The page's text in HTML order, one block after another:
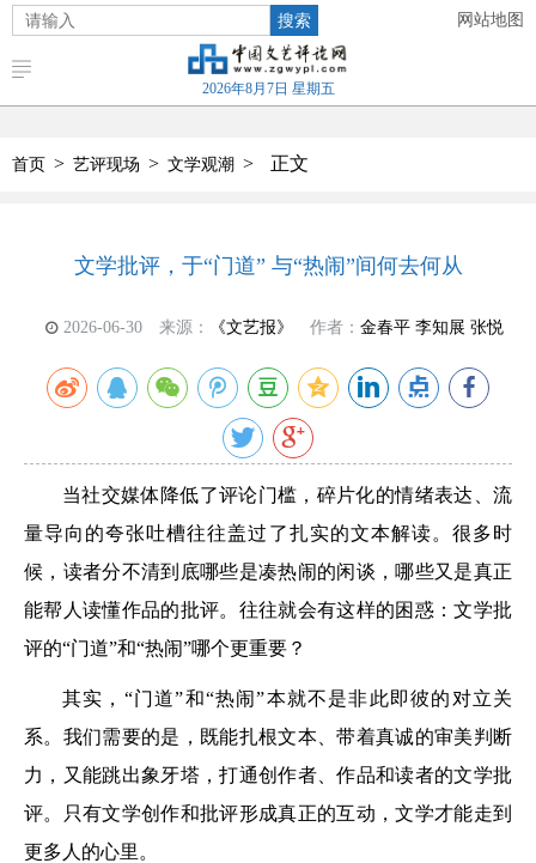
搜索 网站地图
2026年8月7日 星期五
首页 > 艺评现场 > 文学观潮 > 正文
文学批评，于“门道” 与“热闹”间何去何从
2026-06-30 来源： 《文艺报》 作者： 金春平 李知展 张悦
当社交媒体降低了评论门槛，碎片化的情绪表达、流
量导向的夸张吐槽往往盖过了扎实的文本解读。很多时
候，读者分不清到底哪些是凑热闹的闲谈，哪些又是真正
能帮人读懂作品的批评。往往就会有这样的困惑：文学批
评的“门道”和“热闹”哪个更重要？
其实，“门道”和“热闹”本就不是非此即彼的对立关
系。我们需要的是，既能扎根文本、带着真诚的审美判断
力，又能跳出象牙塔，打通创作者、作品和读者的文学批
评。只有文学创作和批评形成真正的互动，文学才能走到
更多人的心里。